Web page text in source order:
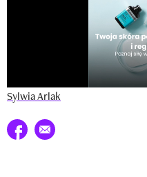
Sylwia Arlak
Udostępnij na facebook
E-mail do przyjaciela